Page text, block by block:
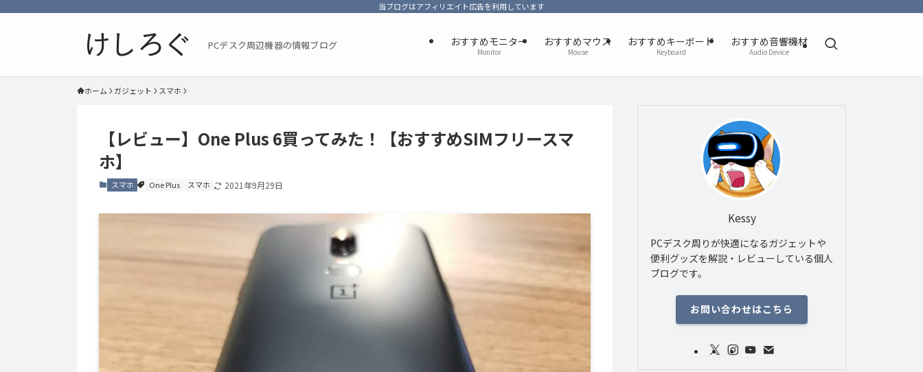
当ブログはアフィリエイト広告を利用しています
PCデスク周辺機器の情報ブログ おすすめモニター
Monitor
おすすめマウス
Mouse
おすすめキーボード
Keyboard
おすすめ音響機材
Audio Device
ホーム ガジェット スマホ
【レビュー】One Plus 6買ってみた！【おすすめSIMフリースマ
ホ】
スマホ One Plus スマホ 2021年9月29日
Kessy
PCデスク周りが快適になるガジェットや
便利グッズを解説・レビューしている個人
ブログです。
お問い合わせはこちら